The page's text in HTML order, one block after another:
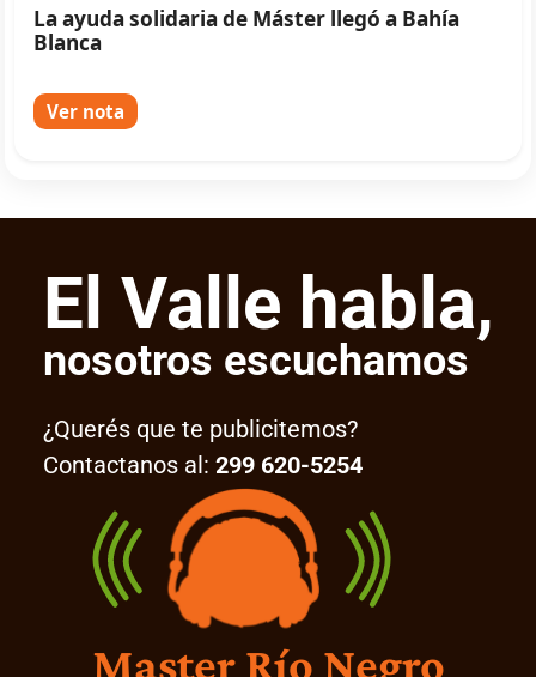
La ayuda solidaria de Máster llegó a Bahía
Blanca
Ver nota
El Valle habla,
nosotros escuchamos
¿Querés que te publicitemos?
Contactanos al: 299 620-5254
Master Río Negro